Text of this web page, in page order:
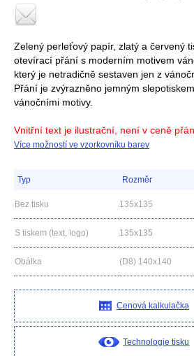
Zelený perleťový papír, zlatý a červený
otevírací přání s moderním motivem
který je netradičně sestaven jen z
Přání je zvýrazněno jemným
vánočními motivy.
Vnitřní text je ilustrační, není v ceně
Více možností ve vzorkovníku barev
Typ Rozměr
Bez tisku 135x135
S tiskem (text, logo) 135x135
Obálka (D8) 140x140
Cenová kalkulačka
Technologie tisku